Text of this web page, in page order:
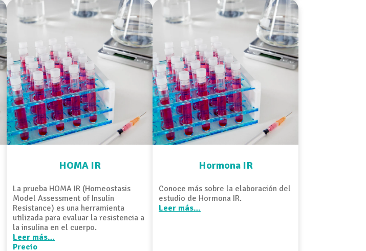
HOMA IR
La prueba HOMA IR (Homeostasis
Model Assessment of Insulin
Resistance) es una herramienta
utilizada para evaluar la resistencia a
la insulina en el cuerpo.
Leer más…
Precio
Hormona IR
Conoce más sobre la elaboración del
estudio de Hormona IR.
Leer más…